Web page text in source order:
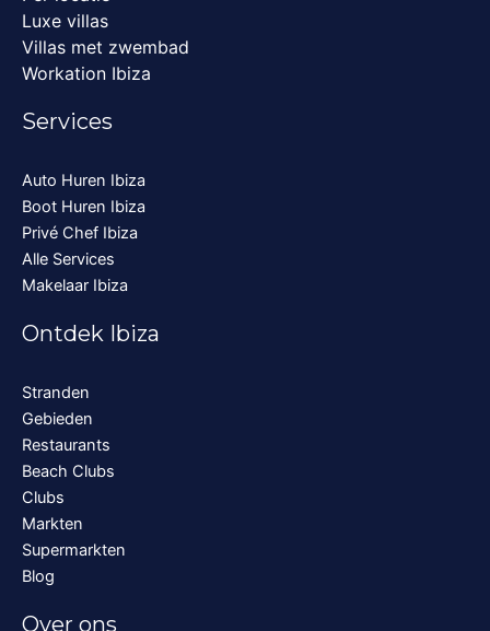
Luxe villas
Villas met zwembad
Workation Ibiza
Services
Auto Huren Ibiza
Boot Huren Ibiza
Privé Chef Ibiza
Alle Services
Makelaar Ibiza
Ontdek Ibiza
Stranden
Gebieden
Restaurants
Beach Clubs
Clubs
Markten
Supermarkten
Blog
Over ons